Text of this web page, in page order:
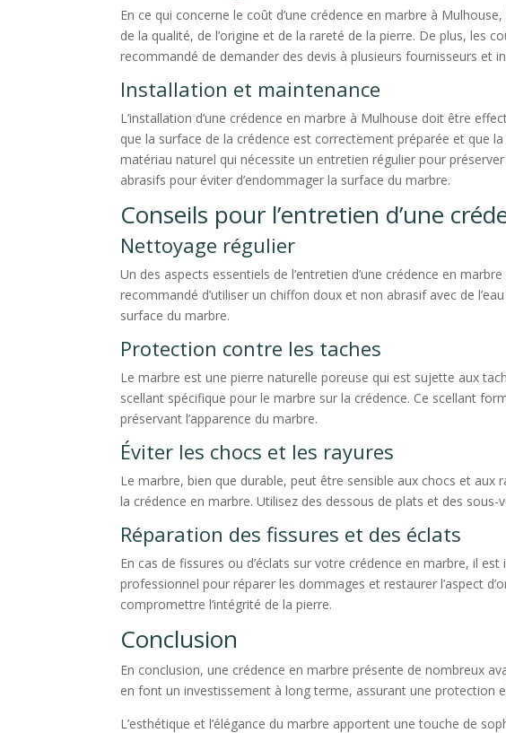
En ce qui concerne le coût d’une crédence en marbre à
de la qualité, de l’origine et de la rareté de la pierre. De plus, les
recommandé de demander des devis à plusieurs fournisseurs
Installation et maintenance
L’installation d’une crédence en marbre à Mulhouse doit être
que la surface de la crédence est correctement préparée et que
matériau naturel qui nécessite un entretien régulier pour
abrasifs pour éviter d’endommager la surface du marbre.
Conseils pour l’entretien d’une
Nettoyage régulier
Un des aspects essentiels de l’entretien d’une crédence en
recommandé d’utiliser un chiffon doux et non abrasif avec de
surface du marbre.
Protection contre les taches
Le marbre est une pierre naturelle poreuse qui est sujette aux
scellant spécifique pour le marbre sur la crédence. Ce scellant
préservant l’apparence du marbre.
Éviter les chocs et les rayures
Le marbre, bien que durable, peut être sensible aux chocs et
la crédence en marbre. Utilisez des dessous de plats et des
Réparation des fissures et des éclats
En cas de fissures ou d’éclats sur votre crédence en marbre, il
professionnel pour réparer les dommages et restaurer l’aspect
compromettre l’intégrité de la pierre.
Conclusion
En conclusion, une crédence en marbre présente de nombreux
en font un investissement à long terme, assurant une protection
L’esthétique et l’élégance du marbre apportent une touche de